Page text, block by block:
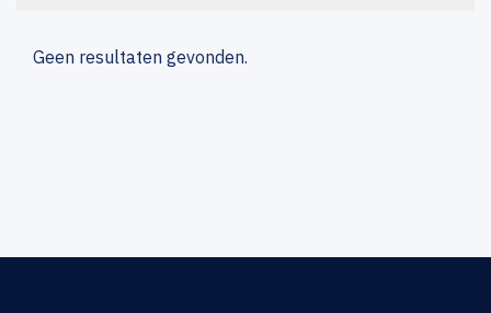
Geen resultaten gevonden.